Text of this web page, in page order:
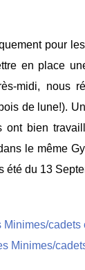
pour
en place
midi, nous
de lune!).
bien
le même
été du 13